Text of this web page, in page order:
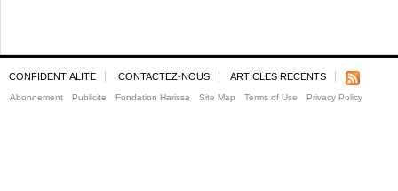
CONFIDENTIALITE CONTACTEZ-NOUS ARTICLES RECENTS
Abonnement Publicite Fondation Harissa Site Map Terms of Use Privacy Policy